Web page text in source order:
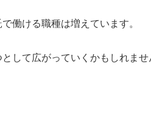
働ける職種は増えています。
して広がっていくかもしれませ